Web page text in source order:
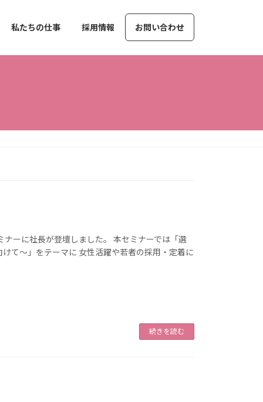
私たちの仕事 採用情報 お問い合わせ
ーに社長が登壇しました。 本セミナーでは「選
て～」をテーマに 女性活躍や若者の採用・定着に
続きを読む